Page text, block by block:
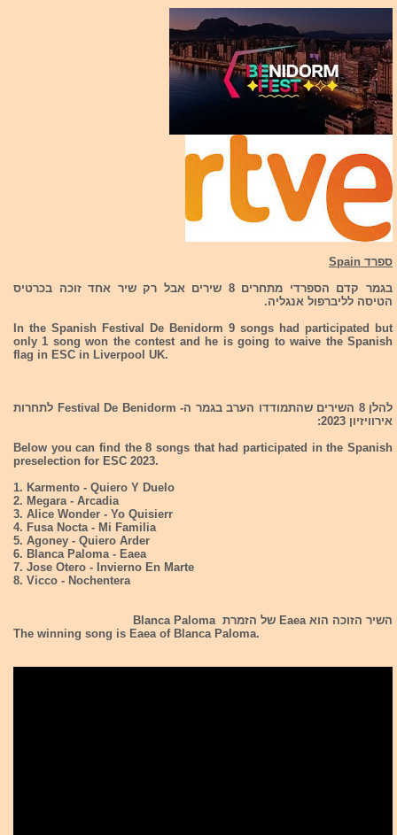
ספרד Spain
בגמר קדם הספרדי מתחרים 8 שירים אבל רק שיר אחד זוכה בכרטיס
הטיסה לליברפול אנגליה.
In the Spanish Festival De Benidorm 9 songs had participated but
only 1 song won the contest and he is going to waive the Spanish
flag in ESC in Liverpool UK.
להלן 8 השירים שהתמודדו הערב בגמר ה- Festival De Benidorm לתחרות
אירוויזיון 2023:
Below you can find the 8 songs that had participated in the Spanish
preselection for ESC 2023.
1. Karmento - Quiero Y Duelo
2. Megara - Arcadia
3. Alice Wonder - Yo Quisierr
4. Fusa Nocta - Mi Familia
5. Agoney - Quiero Arder
6. Blanca Paloma - Eaea
7. Jose Otero - Invierno En Marte
8. Vicco - Nochentera
השיר הזוכה הוא Eaea של הזמרת Blanca Paloma
The winning song is Eaea of Blanca Paloma.